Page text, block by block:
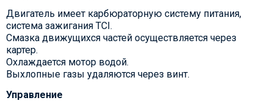
Двигатель имеет карбюраторную систему питания,
система зажигания TCI.
Смазка движущихся частей осуществляется через
картер.
Охлаждается мотор водой.
Выхлопные газы удаляются через винт.
Управление